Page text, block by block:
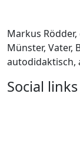
Markus
Münster, Vater,
autodidaktisch,
Social links